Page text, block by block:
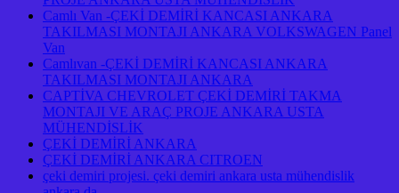
Camlı Van -ÇEKİ DEMİRİ KANCASI ANKARA
TAKILMASI MONTAJI ANKARA VOLKSWAGEN Panel
Van
Camlıvan -ÇEKİ DEMİRİ KANCASI ANKARA
TAKILMASI MONTAJI ANKARA
CAPTİVA CHEVROLET ÇEKİ DEMİRİ TAKMA
MONTAJI VE ARAÇ PROJE ANKARA USTA
MÜHENDİSLİK
ÇEKİ DEMİRİ ANKARA
ÇEKİ DEMİRİ ANKARA CITROEN
çeki demiri projesi. çeki demiri ankara usta mühendislik